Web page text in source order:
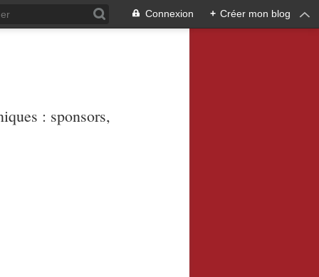
Connexion + Créer mon blog
: sponsors,